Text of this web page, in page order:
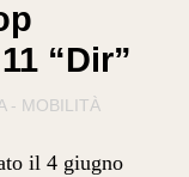
“Dir”
- MOBILITÀ
il 4 giugno